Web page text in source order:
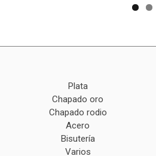
Plata
Chapado oro
Chapado rodio
Acero
Bisutería
Varios